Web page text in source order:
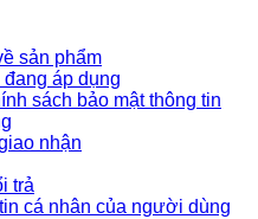
sản phẩm
áp dụng
sách bảo mật thông tin
nhận
trả
cá nhân của người dùng